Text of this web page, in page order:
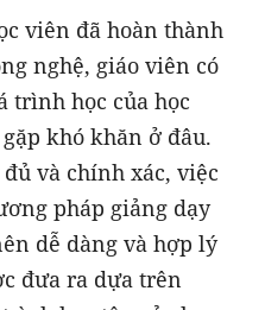
viên đã hoàn thành
nghệ, giáo viên có
trình học của học
khó khăn ở đâu.
và chính xác, việc
pháp giảng dạy
dễ dàng và hợp lý
đưa ra dựa trên